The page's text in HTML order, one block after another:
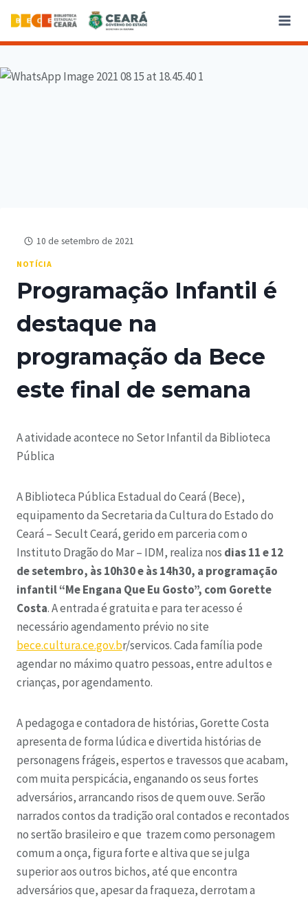
10 de setembro de 2021
NOTÍCIA
Programação Infantil é
destaque na
programação da Bece
este final de semana
A atividade acontece no Setor Infantil da Biblioteca
Pública
A Biblioteca Pública Estadual do Ceará (Bece),
equipamento da Secretaria da Cultura do Estado do
Ceará – Secult Ceará, gerido em parceria com o
Instituto Dragão do Mar – IDM, realiza nos dias 11 e 12
de setembro, às 10h30 e às 14h30, a programação
infantil “Me Engana Que Eu Gosto”, com Gorette
Costa. A entrada é gratuita e para ter acesso é
necessário agendamento prévio no site
bece.cultura.ce.gov.br/servicos. Cada família pode
agendar no máximo quatro pessoas, entre adultos e
crianças, por agendamento.
A pedagoga e contadora de histórias, Gorette Costa
apresenta de forma lúdica e divertida histórias de
personagens frágeis, espertos e travessos que acabam,
com muita perspicácia, enganando os seus fortes
adversários, arrancando risos de quem ouve. Serão
narrados contos da tradição oral contados e recontados
no sertão brasileiro e que trazem como personagem
comum a onça, figura forte e altiva que se julga
superior aos outros bichos, até que encontra
adversários que, apesar da fraqueza, derrotam a